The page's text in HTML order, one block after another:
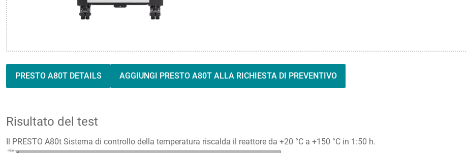
PRESTO A80T DETAILS AGGIUNGI PRESTO A80T ALLA RICHIESTA DI PREVENTIVO
Risultato del test
Il PRESTO A80t Sistema di controllo della temperatura riscalda il reattore da +20 °C a +150 °C in 1:50 h.